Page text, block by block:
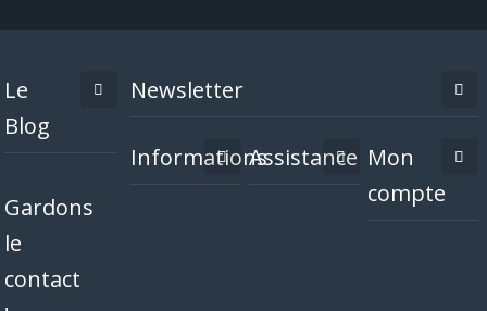
Le
Blog
Gardons
le
contact
Newsletter
InformationsAssistance Mon
compte